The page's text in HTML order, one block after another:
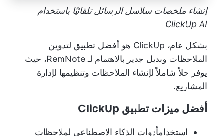
إنشاء ملخصات سلاسل الرسائل تلقائيًا باستخدام
ClickUp AI
بشكل عام، ClickUp هو أفضل تطبيق لتدوين
الملاحظات وبديل جدير بالاهتمام لـ RemNote، حيث
يوفر حلاً شاملاً لإنشاء الملاحظات وتنظيمها لإدارة
المشاريع.
أفضل ميزات تطبيق ClickUp
استخدامأدوات الذكاء الاصطناعي لملاحظات